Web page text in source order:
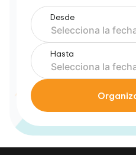
Desde
Hasta